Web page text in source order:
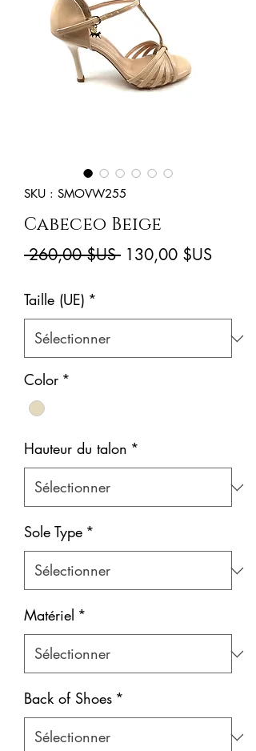
SKU : SMOVW255
Cabeceo Beige
260,00 $US Prix
130,00 $USPrix
Taille (UE) *
Color *
Hauteur du talon *
Sole Type *
Matériel *
Back of Shoes *